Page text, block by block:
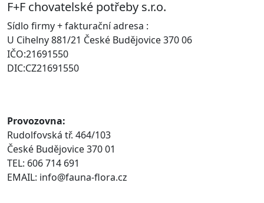
F+F chovatelské potřeby s.r.o.
Sídlo firmy + fakturační adresa :
U Cihelny 881/21 České Budějovice 370 06
IČO:21691550
DIC:CZ21691550
Provozovna:
Rudolfovská tř. 464/103
České Budějovice 370 01
TEL: 606 714 691
EMAIL: info@fauna-flora.cz